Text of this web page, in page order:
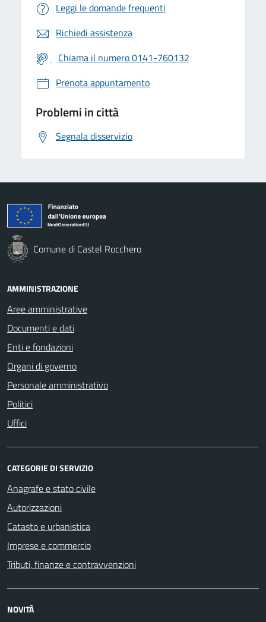
Leggi le domande frequenti
Richiedi assistenza
Chiama il numero 0141-760132
Prenota appuntamento
Problemi in città
Segnala disservizio
Comune di Castel Rocchero
AMMINISTRAZIONE
Aree amministrative
Documenti e dati
Enti e fondazioni
Organi di governo
Personale amministrativo
Politici
Uffici
CATEGORIE DI SERVIZIO
Anagrafe e stato civile
Autorizzazioni
Catasto e urbanistica
Imprese e commercio
Tributi, finanze e contravvenzioni
NOVITÀ